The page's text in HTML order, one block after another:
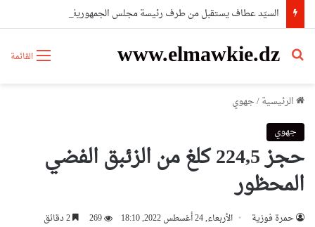
القائمة www.elmawkie.dz
بحث عن
الرئيسية/جهوي
جهوي
حجز 224,5 كلغ من الزئبق الفضي
المحظور
حمرة فوزية الأربعاء, 24 أغسطس 2022, 18:10 269